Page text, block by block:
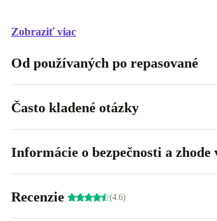
Zobraziť viac
Od používaných po repasované
Často kladené otázky
Informácie o bezpečnosti a zhode
Recenzie (4.6)